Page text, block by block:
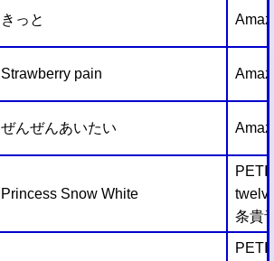
きっと
Strawberry pain
ぜんぜんあいたい
Princess Snow White
条貴